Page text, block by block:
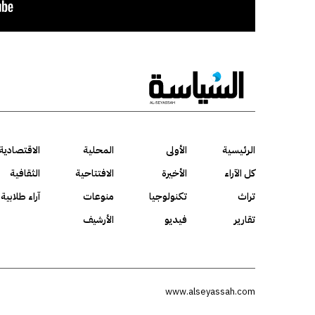
الرئيسية الأولى المحلية
كل الآراء
الأخيرة الافتتاحية الثقافية
تراث
تكنولوجيا منوعات آراء طلابية
تقارير
فيديو الأرشيف
www.alseyassah.com